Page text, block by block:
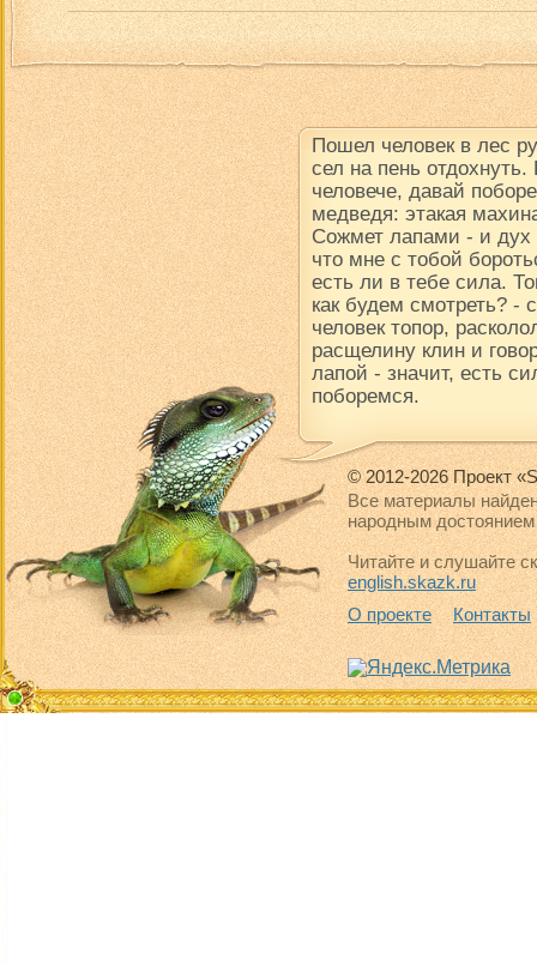
Пошел человек в лес
сел на пень
человече, давай
медведя: этакая
Сожмет лапами - и дух
что мне с тобой
есть ли в тебе сила.
как будем смотреть? -
человек топор,
расщелину клин и
лапой - значит, есть
поборемся.
© 2012-2026 Проект
Все материалы
народным достоянием
Читайте и слушайте
english.skazk.ru
О проекте
Контакты